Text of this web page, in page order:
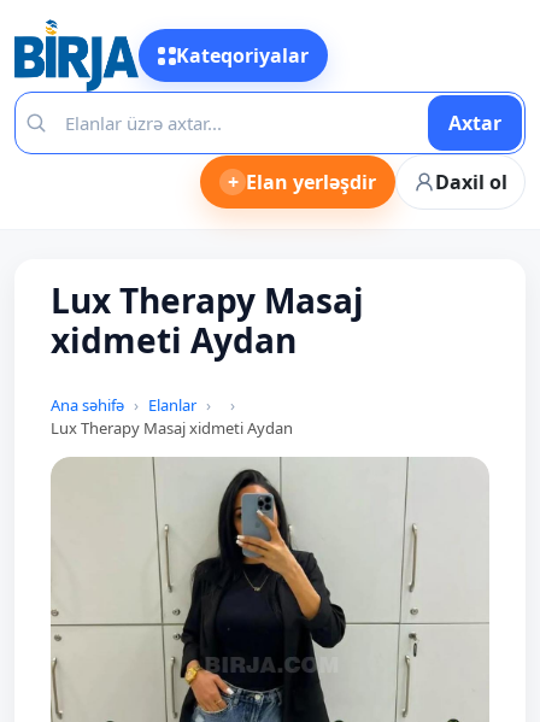
Kateqoriyalar
Axtar
+ Elan yerləşdir Daxil ol
Lux Therapy Masaj
xidmeti Aydan
Ana səhifə
Elanlar
Lux Therapy Masaj xidmeti Aydan